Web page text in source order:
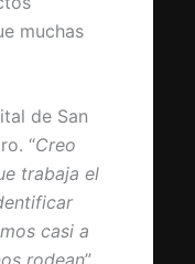
muchas
de San
“Creo
trabaja el
casi a